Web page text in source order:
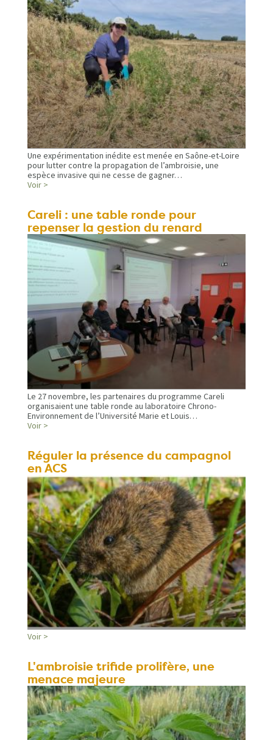
Une expérimentation inédite est menée en Saône-et-Loire
pour lutter contre la propagation de l’ambroisie, une
espèce invasive qui ne cesse de gagner…
Voir >
Careli : une table ronde pour
repenser la gestion du renard
Le 27 novembre, les partenaires du programme Careli
organisaient une table ronde au laboratoire Chrono-
Environnement de l’Université Marie et Louis…
Voir >
Réguler la présence du campagnol
en ACS
Voir >
L'ambroisie trifide prolifère, une
menace majeure